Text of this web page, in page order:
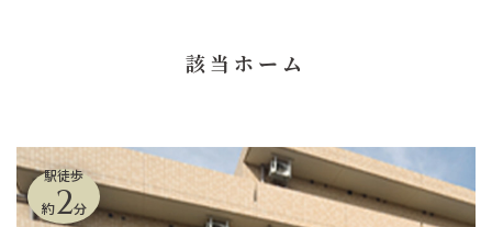
該当ホーム
駅徒歩
約2分